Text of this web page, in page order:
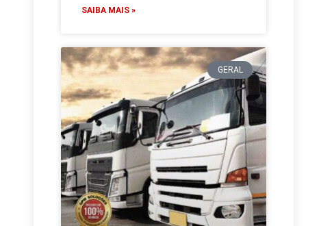
SAIBA MAIS »
GERAL